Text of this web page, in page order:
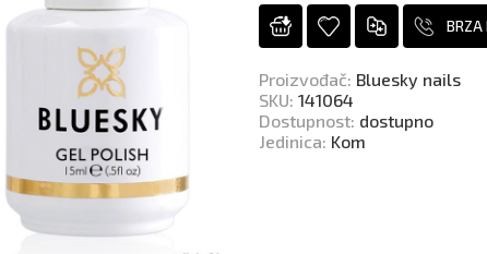
BRZA
Proizvođač: Bluesky nails
SKU: 141064
Dostupnost: dostupno
Jedinica: Kom